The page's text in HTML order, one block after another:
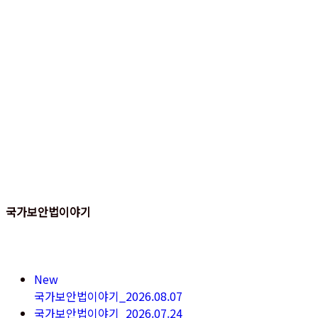
국가보안법이야기
New
국가보안법이야기_2026.08.07
국가보안법이야기_2026.07.24